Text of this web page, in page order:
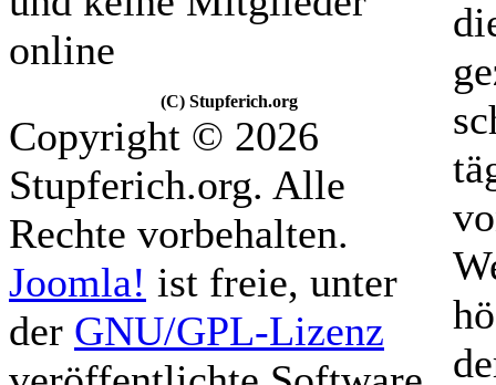
online
(C) Stupferich.org
Copyright © 2026
Stupferich.org. Alle
Rechte vorbehalten.
Joomla! ist freie, unter
der GNU/GPL-Lizenz